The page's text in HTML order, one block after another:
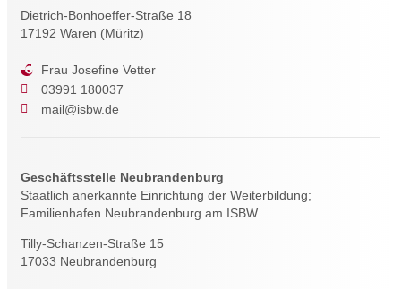
Dietrich-Bonhoeffer-Straße 18
17192 Waren (Müritz)
Frau Josefine Vetter
03991 180037
mail@isbw.de
Geschäftsstelle Neubrandenburg
Staatlich anerkannte Einrichtung der Weiterbildung;
Familienhafen Neubrandenburg am ISBW
Tilly-Schanzen-Straße 15
17033 Neubrandenburg